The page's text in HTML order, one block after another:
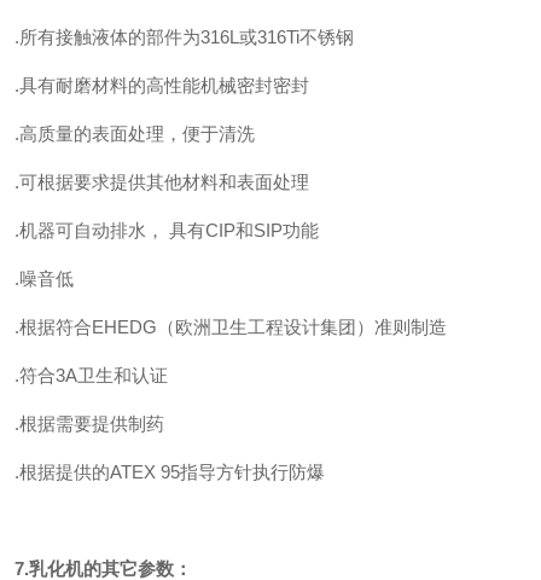
.所有接触液体的部件为316L或316Ti不锈钢
.具有耐磨材料的高性能机械密封密封
.高质量的表面处理，便于清洗
.可根据要求提供其他材料和表面处理
.机器可自动排水， 具有CIP和SIP功能
.噪音低
.根据符合EHEDG（欧洲卫生工程设计集团）准则制造
.符合3A卫生和认证
.根据需要提供制药
.根据提供的ATEX 95指导方针执行防爆
7.乳化机的其它参数：